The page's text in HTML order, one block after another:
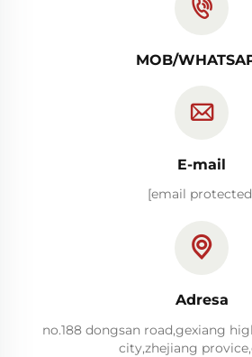
MOB/
E-mail
[email
Adresa
no.188 dongsan road,gexiang
city,zhejiang